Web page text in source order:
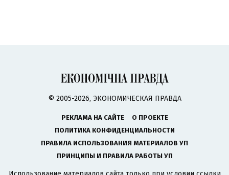
© 2005-2026, ЭКОНОМИЧЕСКАЯ ПРАВДА
РЕКЛАМА НА САЙТЕ
О ПРОЕКТЕ
ПОЛИТИКА КОНФИДЕНЦИАЛЬНОСТИ
ПРАВИЛА ИСПОЛЬЗОВАНИЯ МАТЕРИАЛОВ УП
ПРИНЦИПЫ И ПРАВИЛА РАБОТЫ УП